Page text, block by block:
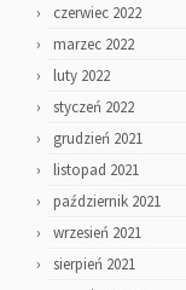
czerwiec 2022
marzec 2022
luty 2022
styczeń 2022
grudzień 2021
listopad 2021
październik 2021
wrzesień 2021
sierpień 2021